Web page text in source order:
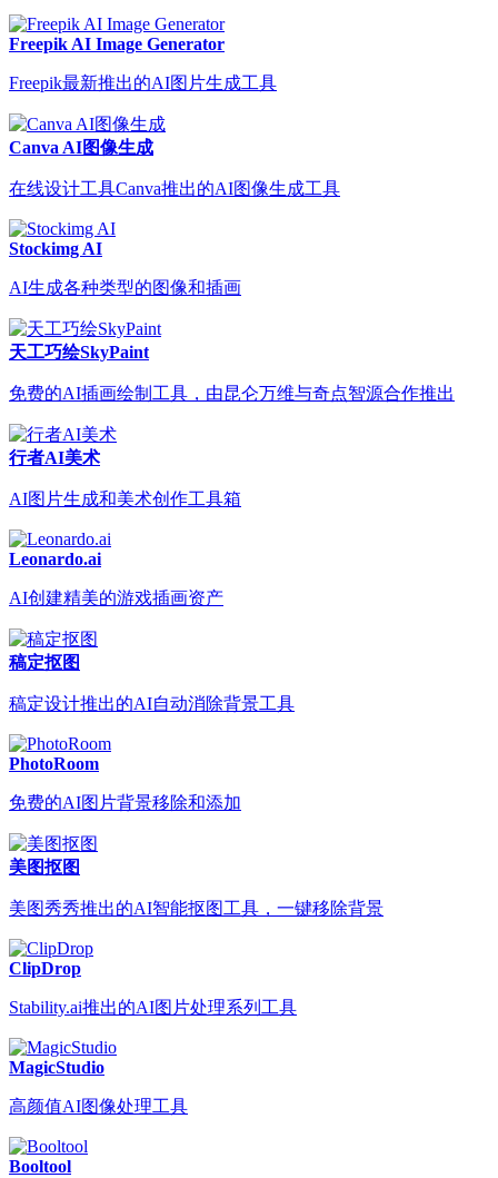
Freepik AI Image Generator
Freepik最新推出的AI图片生成工具
Canva AI图像生成
在线设计工具Canva推出的AI图像生成工具
Stockimg AI
AI生成各种类型的图像和插画
天工巧绘SkyPaint
免费的AI插画绘制工具，由昆仑万维与奇点智源合作推出
行者AI美术
AI图片生成和美术创作工具箱
Leonardo.ai
AI创建精美的游戏插画资产
稿定抠图
稿定设计推出的AI自动消除背景工具
PhotoRoom
免费的AI图片背景移除和添加
美图抠图
美图秀秀推出的AI智能抠图工具，一键移除背景
ClipDrop
Stability.ai推出的AI图片处理系列工具
MagicStudio
高颜值AI图像处理工具
Booltool